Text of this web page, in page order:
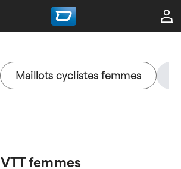
Maillots cyclistes femmes
femmes